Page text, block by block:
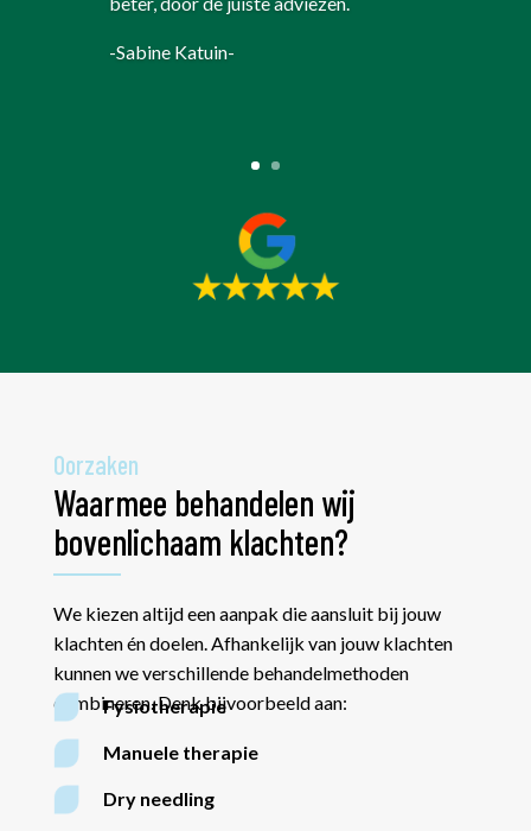
-Sabine Katuin-
Oorzaken
Waarmee behandelen wij
bovenlichaam klachten?
We kiezen altijd een aanpak die aansluit bij jouw
klachten én doelen. Afhankelijk van jouw klachten
kunnen we verschillende behandelmethoden
combineren. Denk bijvoorbeeld aan:
Fysiotherapie
Manuele therapie
Dry needling